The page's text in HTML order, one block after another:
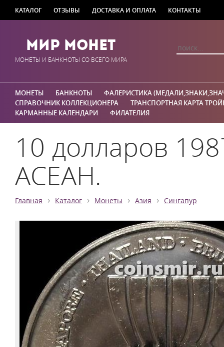
КАТАЛОГ ОТЗЫВЫ ДОСТАВКА И ОПЛАТА КОНТАКТЫ
Мир Монет
МОНЕТЫ И БАНКНОТЫ СО ВСЕГО МИРА
МОНЕТЫ БАНКНОТЫ
ФАЛЕРИСТИКА
СПРАВОЧНИК КОЛЛЕКЦИОНЕРА
ТРАНСПОРТНАЯ КАРТА
КАРМАННЫЕ КАЛЕНДАРИ
ФИЛАТЕЛИЯ
10 долларов
АСЕАН.
Главная › Каталог › Монеты › Азия › Сингапур